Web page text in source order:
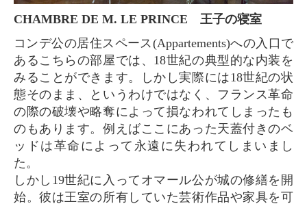
CHAMBRE DE M. LE PRINCE 王子の寝室
コンデ公の居住スペース(Appartements)への入口で
あるこちらの部屋では、18世紀の典型的な内装を
みることができます。しかし実際には18世紀の状
態そのまま、というわけではなく、フランス革命
の際の破壊や略奪によって損なわれてしまったも
のもあります。例えばここにあった天蓋付きのベ
ッドは革命によって永遠に失われてしまいまし
た。
しかし19世紀に入ってオマール公が城の修繕を開
始。彼は王室の所有していた芸術作品や家具を可